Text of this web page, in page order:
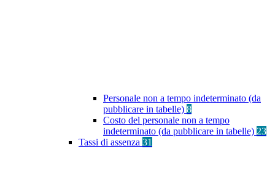
Personale non a tempo indeterminato (da
pubblicare in tabelle) 8
Costo del personale non a tempo
indeterminato (da pubblicare in tabelle) 23
Tassi di assenza 31